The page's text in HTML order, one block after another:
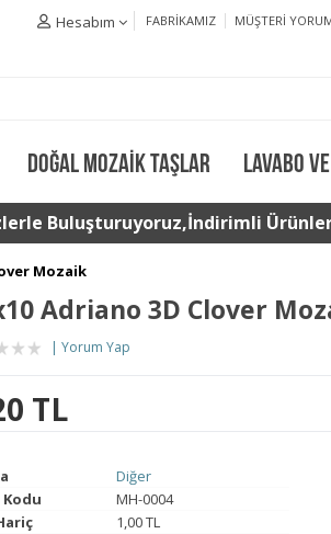
FABRIKAMIZ MÜŞTERI
Hesabım
DOĞAL MOZAIK TAŞLAR LAVABO
Buluşturuyoruz,İndirimli Ürünler
Mozaik
Adriano 3D Clover
Yorum Yap
TL
Diğer
MH-0004
1,00 TL